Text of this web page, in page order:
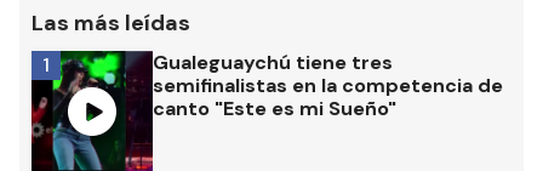
Las más leídas
Gualeguaychú tiene tres
semifinalistas en la competencia de
canto "Este es mi Sueño"
1